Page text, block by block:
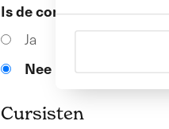
Is de contactpersoon
Ja
Nee
Cursisten